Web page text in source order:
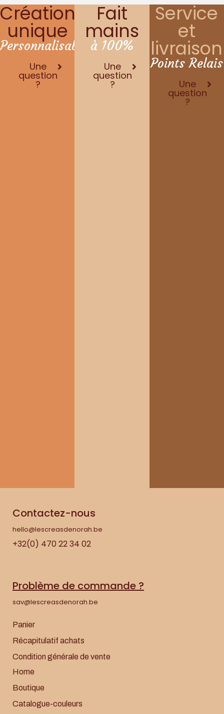
Création
unique
Personnalisable
Une
question
?
Fait
mains
à 100%
Une
question
?
Service
et
livraison
Points Relais
Une
question
?
Contactez-nous
hello@lescreasdenorah.be
+32(0) 470 22 34 02
Problème de commande ?
sav@lescreasdenorah.be
Panier
Récapitulatif achats
Condition générale de vente
Home
Boutique
Catalogue-couleurs